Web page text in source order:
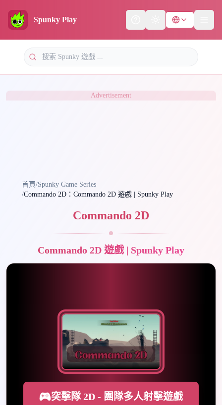
Spunky Play Theme
Advertisement
首頁/Spunky Game Series
/Commando 2D：Commando 2D 遊戲 | Spunky Play
Commando 2D
Commando 2D 遊戲 | Spunky Play
突擊隊 2D - 團隊多人射擊遊戲